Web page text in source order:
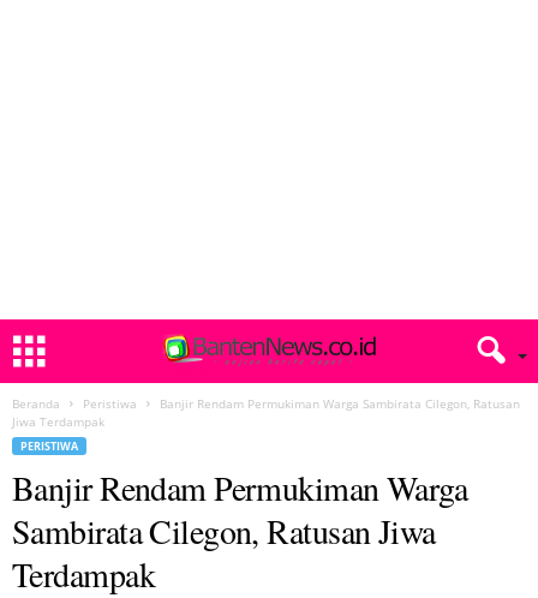
Beranda Peristiwa
Banjir Rendam Permukiman Warga Sambirata Cilegon, Ratusan
Jiwa Terdampak
PERISTIWA
Banjir Rendam Permukiman Warga
Sambirata Cilegon, Ratusan Jiwa
Terdampak